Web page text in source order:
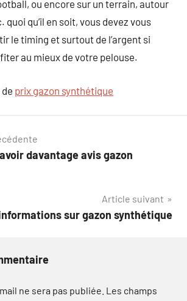
ou encore sur un terrain, autour
quoi qu’il en soit, vous devez vous
le timing et surtout de l’argent si
au mieux de votre pelouse.
prix gazon synthétique
davantage avis gazon
Article suivant
sur gazon synthétique
ne sera pas publiée. Les champs